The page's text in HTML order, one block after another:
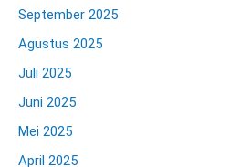
September 2025
Agustus 2025
Juli 2025
Juni 2025
Mei 2025
April 2025